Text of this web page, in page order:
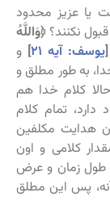
یا عزیز محدود
نکنند؟ ﴿وَاللَّهُ
یوسف: آیه ۲۱ ] و
به طور مطلق و
کلام خدا هم
تمام کلام
هدایت مکلفین
کلامی و اون
طول زمان و عرض
پس این مطلق